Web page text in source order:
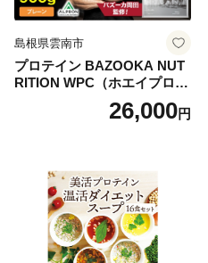
島根県雲南市
プロテイン BAZOOKA NUT
RITION WPC（ホエイプロテ
イン）＜プレーン＞ 900g｜
バズーカ岡田監修・植物由来
ロン [AIEN005]
26,000円